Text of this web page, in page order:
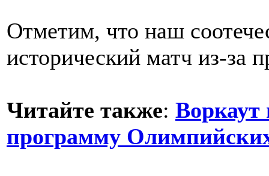
Отметим, что наш
исторический матч из-за
Читайте также: Воркаут
программу